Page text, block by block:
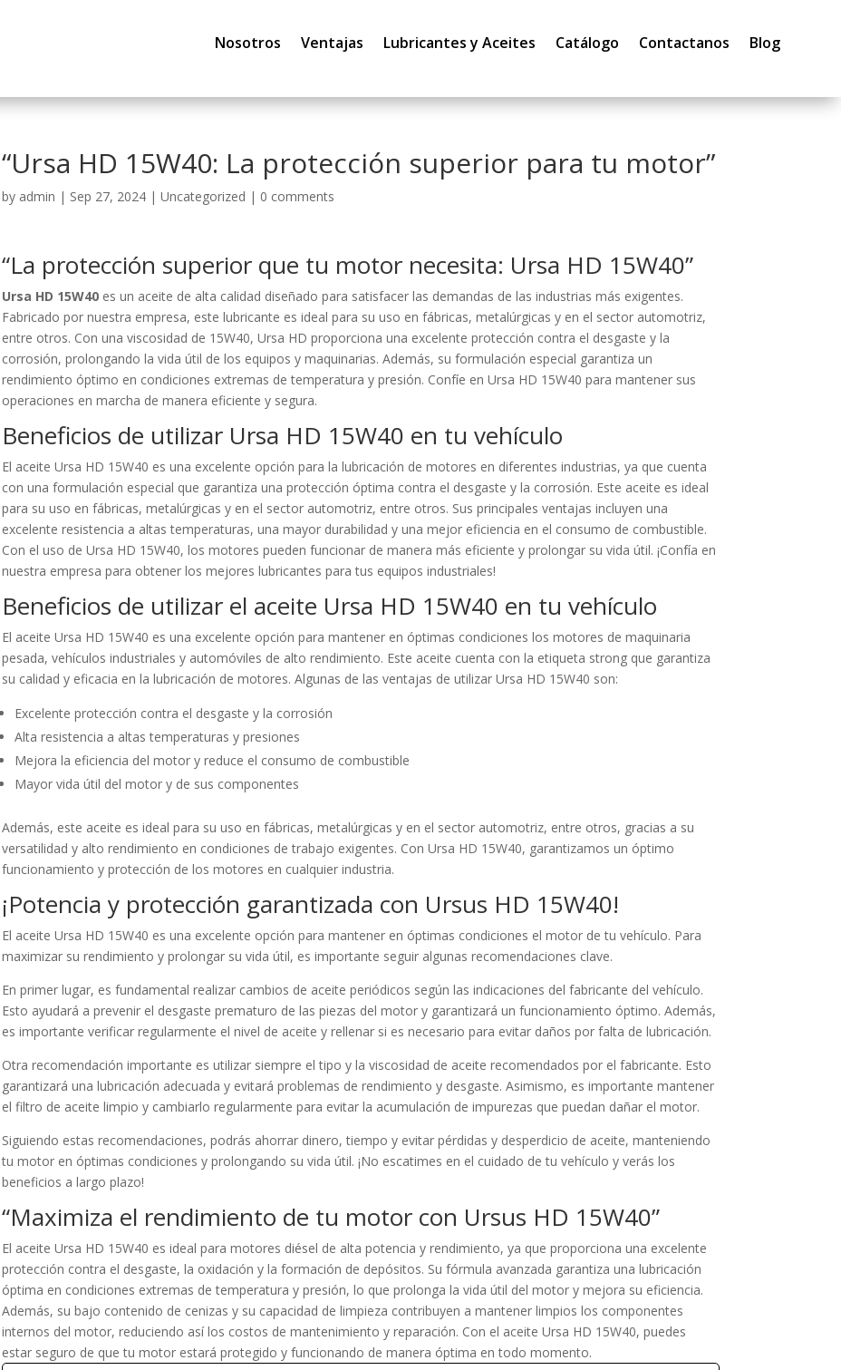
Nosotros Ventajas Lubricantes y Aceites Catálogo Contactanos Blog
“Ursa HD 15W40: La protección superior para tu motor”
by admin | Sep 27, 2024| Uncategorized | 0 comments
“La protección superior que tu motor necesita: Ursa HD 15W40”
Ursa HD 15W40es un aceite de alta calidad diseñado para satisfacer las demandas de las industrias más exigentes.
Fabricado por nuestra empresa, este lubricante es ideal para su uso en fábricas, metalúrgicas y en el sector automotriz,
entre otros. Con una viscosidad de 15W40, Ursa HD proporciona una excelente protección contra el desgaste y la
corrosión, prolongando la vida útil de los equipos y maquinarias. Además, su formulación especial garantiza un
rendimiento óptimo en condiciones extremas de temperatura y presión. Confíe en Ursa HD 15W40 para mantener sus
operaciones en marcha de manera eficiente y segura.
Beneficios de utilizar Ursa HD 15W40 en tu vehículo
El aceite Ursa HD 15W40 es una excelente opción para la lubricación de motores en diferentes industrias, ya que cuenta
con una formulación especial que garantiza una protección óptima contra el desgaste y la corrosión. Este aceite es ideal
para su uso en fábricas, metalúrgicas y en el sector automotriz, entre otros. Sus principales ventajas incluyen una
excelente resistencia a altas temperaturas, una mayor durabilidad y una mejor eficiencia en el consumo de combustible.
Con el uso de Ursa HD 15W40, los motores pueden funcionar de manera más eficiente y prolongar su vida útil. ¡Confía en
nuestra empresa para obtener los mejores lubricantes para tus equipos industriales!
Beneficios de utilizar el aceite Ursa HD 15W40 en tu vehículo
El aceite Ursa HD 15W40 es una excelente opción para mantener en óptimas condiciones los motores de maquinaria
pesada, vehículos industriales y automóviles de alto rendimiento. Este aceite cuenta con la etiqueta strong que garantiza
su calidad y eficacia en la lubricación de motores. Algunas de las ventajas de utilizar Ursa HD 15W40 son:
Excelente protección contra el desgaste y la corrosión
Alta resistencia a altas temperaturas y presiones
Mejora la eficiencia del motor y reduce el consumo de combustible
Mayor vida útil del motor y de sus componentes
Además, este aceite es ideal para su uso en fábricas, metalúrgicas y en el sector automotriz, entre otros, gracias a su
versatilidad y alto rendimiento en condiciones de trabajo exigentes. Con Ursa HD 15W40, garantizamos un óptimo
funcionamiento y protección de los motores en cualquier industria.
¡Potencia y protección garantizada con Ursus HD 15W40!
El aceite Ursa HD 15W40 es una excelente opción para mantener en óptimas condiciones el motor de tu vehículo. Para
maximizar su rendimiento y prolongar su vida útil, es importante seguir algunas recomendaciones clave.
En primer lugar, es fundamental realizar cambios de aceite periódicos según las indicaciones del fabricante del vehículo.
Esto ayudará a prevenir el desgaste prematuro de las piezas del motor y garantizará un funcionamiento óptimo. Además,
es importante verificar regularmente el nivel de aceite y rellenar si es necesario para evitar daños por falta de lubricación.
Otra recomendación importante es utilizar siempre el tipo y la viscosidad de aceite recomendados por el fabricante. Esto
garantizará una lubricación adecuada y evitará problemas de rendimiento y desgaste. Asimismo, es importante mantener
el filtro de aceite limpio y cambiarlo regularmente para evitar la acumulación de impurezas que puedan dañar el motor.
Siguiendo estas recomendaciones, podrás ahorrar dinero, tiempo y evitar pérdidas y desperdicio de aceite, manteniendo
tu motor en óptimas condiciones y prolongando su vida útil. ¡No escatimes en el cuidado de tu vehículo y verás los
beneficios a largo plazo!
“Maximiza el rendimiento de tu motor con Ursus HD 15W40”
El aceite Ursa HD 15W40 es ideal para motores diésel de alta potencia y rendimiento, ya que proporciona una excelente
protección contra el desgaste, la oxidación y la formación de depósitos. Su fórmula avanzada garantiza una lubricación
óptima en condiciones extremas de temperatura y presión, lo que prolonga la vida útil del motor y mejora su eficiencia.
Además, su bajo contenido de cenizas y su capacidad de limpieza contribuyen a mantener limpios los componentes
internos del motor, reduciendo así los costos de mantenimiento y reparación. Con el aceite Ursa HD 15W40, puedes
estar seguro de que tu motor estará protegido y funcionando de manera óptima en todo momento.